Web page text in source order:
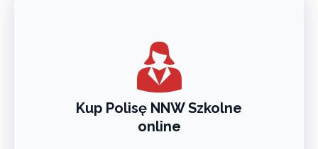
Kup Polisę NNW Szkolne
online